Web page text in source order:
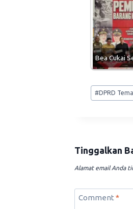
Bea Cukai
Post
Tags:
#DPRD
Tinggalkan
Alamat email Anda
Comment *